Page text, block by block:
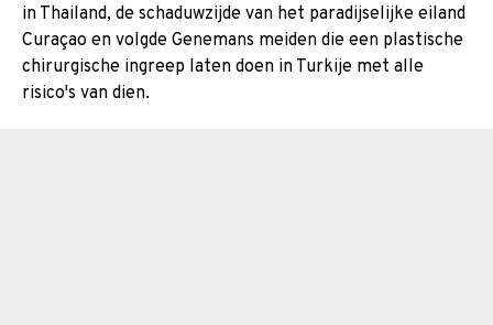
in Thailand, de schaduwzijde van het paradijselijke eiland
Curaçao en volgde Genemans meiden die een plastische
chirurgische ingreep laten doen in Turkije met alle
risico's van dien.